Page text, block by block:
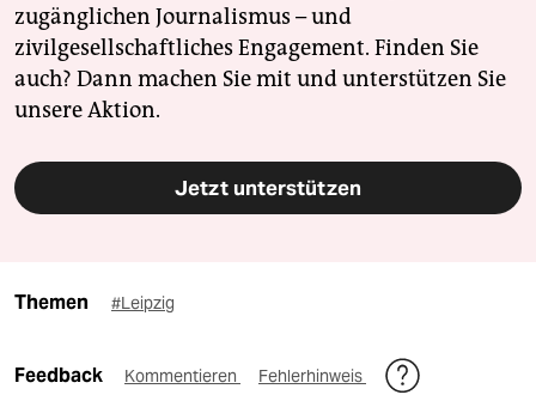
zugänglichen Journalismus – und
zivilgesellschaftliches Engagement. Finden Sie
auch? Dann machen Sie mit und unterstützen Sie
unsere Aktion.
Jetzt unterstützen
Themen #Leipzig
Feedback Kommentieren Fehlerhinweis